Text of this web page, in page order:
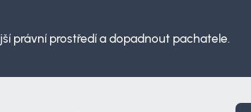
právní prostředí a dopadnout pachatele.